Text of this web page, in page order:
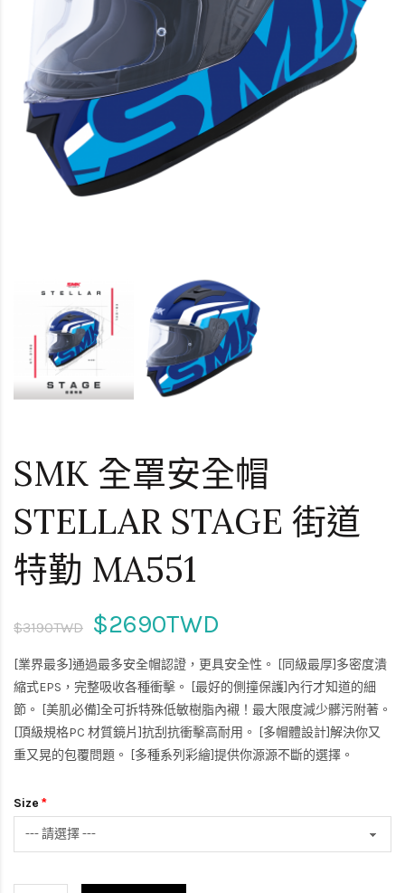
SMK 全罩安全帽
STELLAR STAGE 街道
特勤 MA551
$3190TWD $2690TWD
[業界最多]通過最多安全帽認證，更具安全性。 [同級最厚]多密度潰
縮式EPS，完整吸收各種衝擊。 [最好的側撞保護]內行才知道的細
節。 [美肌必備]全可拆特殊低敏樹脂內襯！最大限度減少髒污附著。
[頂級規格PC 材質鏡片]抗刮抗衝擊高耐用。 [多帽體設計]解決你又
重又晃的包覆問題。 [多種系列彩繪]提供你源源不斷的選擇。
Size